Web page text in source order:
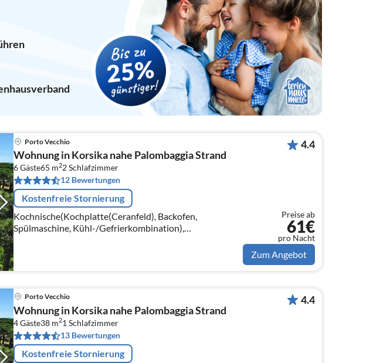
Porto Vecchio
Wohnung in Korsika nahe Palombaggia Strand
6 Gäste65 m22Schlafzimmer
12 Bewertungen
Kostenfreie Stornierung
Kochnische(Kochplatte(Ceranfeld), Backofen,
Spülmaschine, Kühl-/Gefrierkombination),
Wohn/Esszimmer(Doppelschlafcouch, TV),
4.4
Preise ab
61€
pro Nacht
Zum Angebot
Porto Vecchio
Wohnung in Korsika nahe Palombaggia Strand
4 Gäste38 m21 Schlafzimmer
13 Bewertungen
Kostenfreie Stornierung
4.4